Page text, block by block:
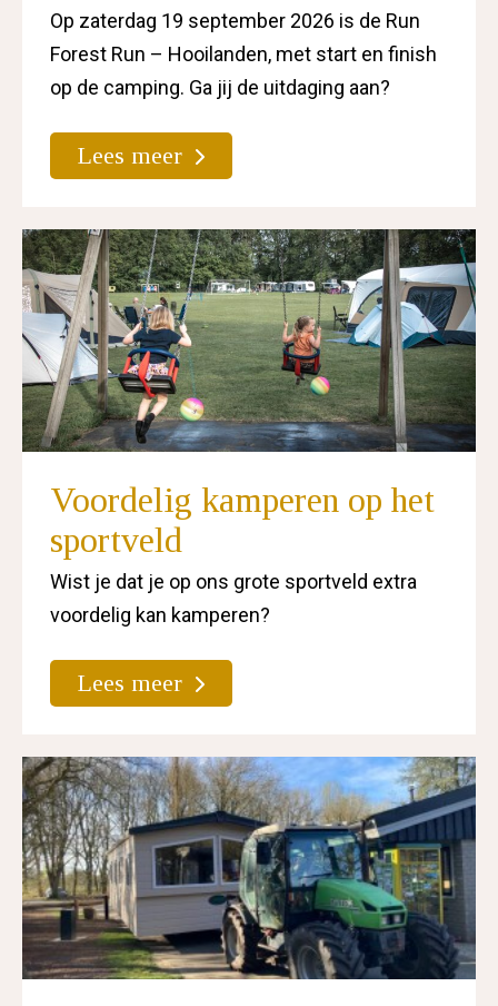
Op zaterdag 19 september 2026 is de Run
Forest Run – Hooilanden, met start en finish
op de camping. Ga jij de uitdaging aan?
Lees meer
Voordelig kamperen op het
sportveld
Wist je dat je op ons grote sportveld extra
voordelig kan kamperen?
Lees meer